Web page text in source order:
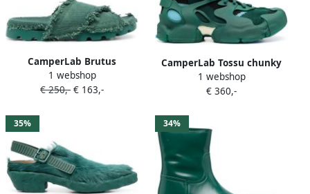
CamperLab Brutus
sandalen Groen
1 webshop
€ 250,- € 163,-
CamperLab Tossu chunky
sneakers Groen
1 webshop
€ 360,-
35% 34%